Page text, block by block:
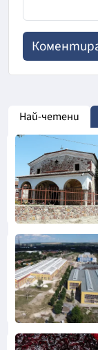
Най-четени